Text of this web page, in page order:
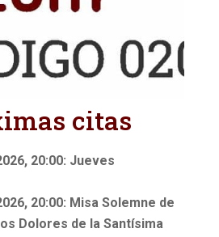
citas
20:00: Jueves
20:00: Misa Solemne de
Dolores de la Santísima